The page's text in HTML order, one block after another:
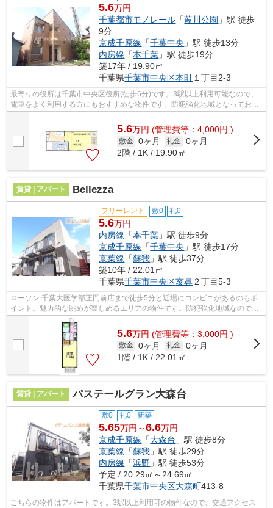
5.6万円
千葉都市モノレール 「葭川公園 」駅 徒歩
9分
京成千原線 「千葉中央 」駅 徒歩13分
内房線 「本千葉 」駅 徒歩19分
築17年 / 19.90㎡
千葉県千葉市中央区本町 １丁目2-3
最寄りの役所は千葉市中央区役所(徒歩6分)です。3駅以上利用可能なので、
電車をよく利用する方にもおすすめな物件です。防犯強化地域となっており
ますので、夜道の一人歩きでも心強い...
5.6万円 (管理費等：4,000円 )
敷金 0ヶ月 礼金 0ヶ月
2階 / 1K / 19.90㎡
賃貸 | アパート Bellezza
フリーレント 敷0 礼0
5.6万円
内房線 「本千葉 」駅 徒歩9分
京成千原線 「千葉中央 」駅 徒歩17分
京葉線 「蘇我 」駅 徒歩37分
築10年 / 22.01㎡
千葉県千葉市中央区亥鼻２丁目5-3
ローソン 千葉大医学部正門前店まで徒歩5分と近場にコンビニがあるのもポ
イント。魅力的な眺めが楽しめるエリアの物件です。防犯強化地域なので、
安心感が得られます。ぜひ一度見てい...
5.6万円 (管理費等：3,000円 )
敷金 0ヶ月 礼金 0ヶ月
1階 / 1K / 22.01㎡
賃貸 | アパート パステールグラン大森台
敷0 礼0 新築
5.65万円～6.6万円
京成千原線 「大森台 」駅 徒歩8分
京葉線 「蘇我 」駅 徒歩29分
内房線 「浜野 」駅 徒歩53分
予定 / 20.29㎡～24.69㎡
千葉県千葉市中央区大森町413-8
こちらの物件はアパートです。3駅以上利用可の物件なので、交通アクセス